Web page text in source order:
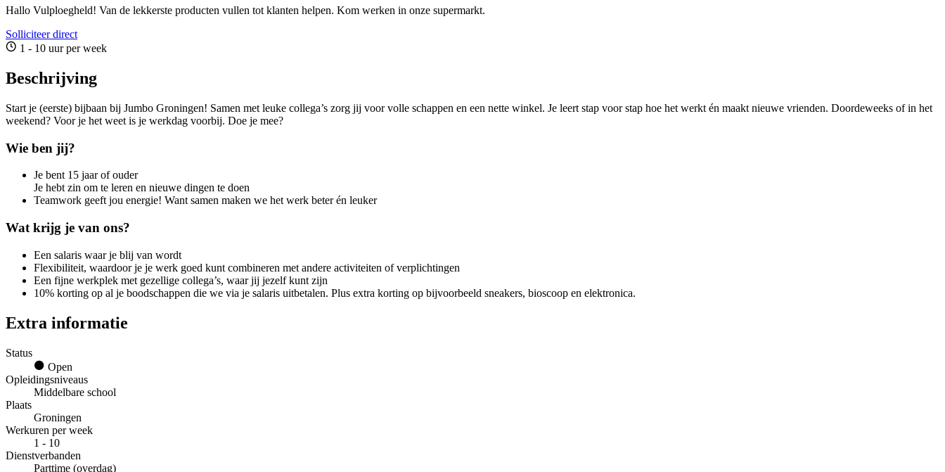
Hallo Vulploegheld! Van de lekkerste producten vullen tot klanten helpen. Kom werken in onze supermarkt.
Solliciteer direct
1 - 10 uur per week
Beschrijving
Start je (eerste) bijbaan bij Jumbo Groningen! Samen met leuke collega’s zorg jij voor volle schappen en een nette winkel. Je leert stap voor stap hoe het werkt én maakt nieuwe vrienden. Doordeweeks of in het
weekend? Voor je het weet is je werkdag voorbij. Doe je mee?
Wie ben jij?
Je bent 15 jaar of ouder
Je hebt zin om te leren en nieuwe dingen te doen
Teamwork geeft jou energie! Want samen maken we het werk beter én leuker
Wat krijg je van ons?
Een salaris waar je blij van wordt
Flexibiliteit, waardoor je je werk goed kunt combineren met andere activiteiten of verplichtingen
Een fijne werkplek met gezellige collega’s, waar jij jezelf kunt zijn
10% korting op al je boodschappen die we via je salaris uitbetalen. Plus extra korting op bijvoorbeeld sneakers, bioscoop en elektronica.
Extra informatie
Status
Open
Opleidingsniveaus
Middelbare school
Plaats
Groningen
Werkuren per week
1 - 10
Dienstverbanden
Parttime (overdag)